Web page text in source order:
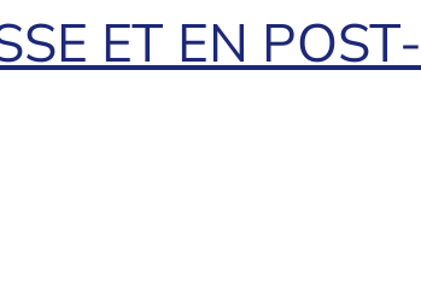
ET EN